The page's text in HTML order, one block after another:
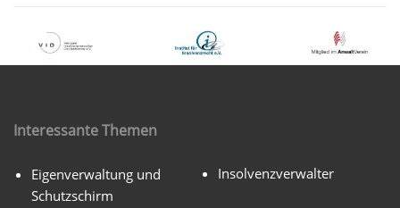
Interessante Themen
Eigenverwaltung und
Schutzschirm
Insolvenzverwalter